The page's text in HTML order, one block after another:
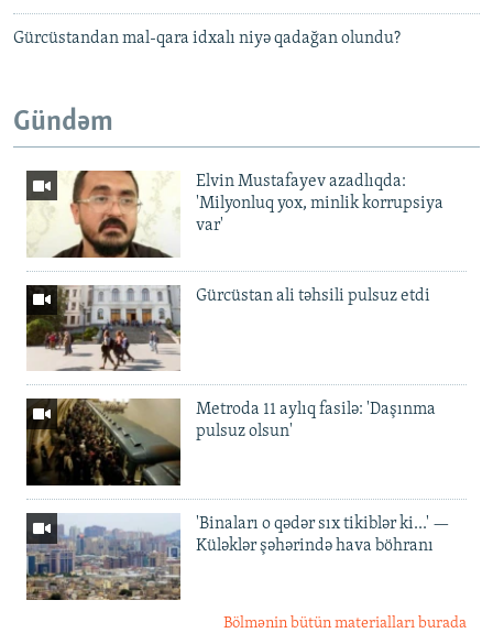
Gürcüstandan mal-qara idxalı niyə qadağan olundu?
Gündəm
Elvin Mustafayev azadlıqda:
'Milyonluq yox, minlik korrupsiya
var'
Gürcüstan ali təhsili pulsuz etdi
Metroda 11 aylıq fasilə: 'Daşınma
pulsuz olsun'
'Binaları o qədər sıx tikiblər ki...' —
Küləklər şəhərində hava böhranı
Bölmənin bütün materialları burada